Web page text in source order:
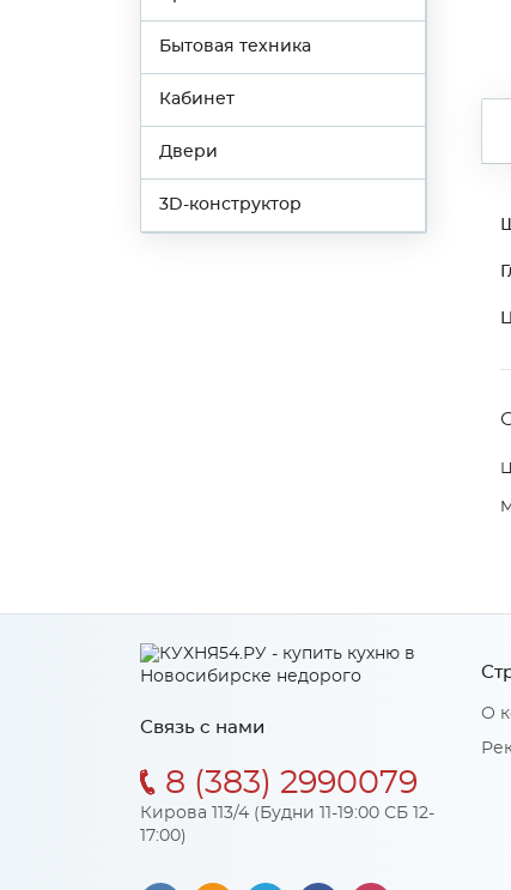
Бытовая техника
Кабинет
Двери
3D-конструктор
Связь с нами
8 (383) 2990079
Кирова 113/4 (Будни 11-19:00 СБ 12-
17:00)
О